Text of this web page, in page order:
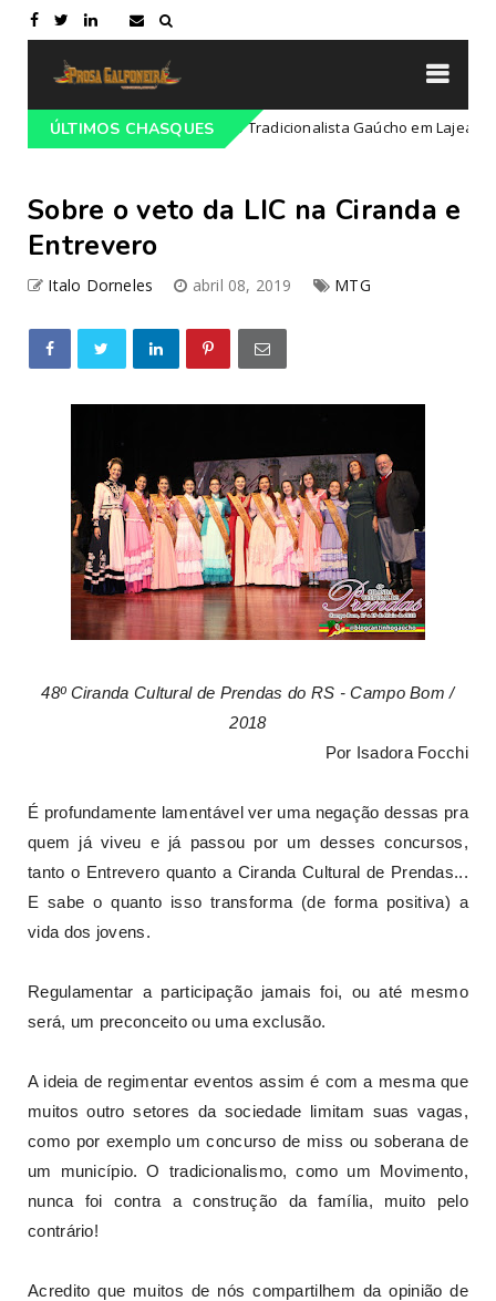
ÚLTIMOS CHASQUES
do 68º Congresso Tradicionalista Gaúcho em Lajeado-RS
Sobre o veto da LIC na Ciranda e
Entrevero
Italo Dorneles abril 08, 2019 MTG
48º Ciranda Cultural de Prendas do RS - Campo Bom /
2018
Por Isadora Focchi
É profundamente lamentável ver uma negação dessas pra
quem já viveu e já passou por um desses concursos,
tanto o Entrevero quanto a Ciranda Cultural de Prendas...
E sabe o quanto isso transforma (de forma positiva) a
vida dos jovens.
Regulamentar a participação jamais foi, ou até mesmo
será, um preconceito ou uma exclusão.
A ideia de regimentar eventos assim é com a mesma que
muitos outro setores da sociedade limitam suas vagas,
como por exemplo um concurso de miss ou soberana de
um município. O tradicionalismo, como um Movimento,
nunca foi contra a construção da família, muito pelo
contrário!
Acredito que muitos de nós compartilhem da opinião de